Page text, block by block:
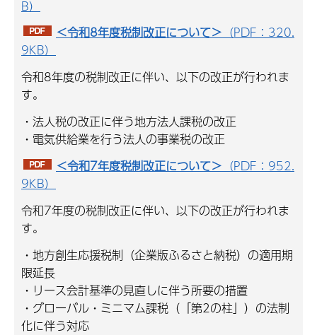
B）
＜令和8年度税制改正について＞ （PDF：320.
9KB）
令和8年度の税制改正に伴い、以下の改正が行われま
す。
・法人税の改正に伴う地方法人課税の改正
・電気供給業を行う法人の事業税の改正
＜令和7年度税制改正について＞ （PDF：952.
9KB）
令和7年度の税制改正に伴い、以下の改正が行われま
す。
・地方創生応援税制（企業版ふるさと納税）の適用期
限延長
・リース会計基準の見直しに伴う所要の措置
・グローバル・ミニマム課税（「第2の柱」）の法制
化に伴う対応